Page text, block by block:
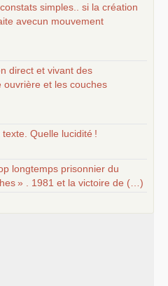
simples.. si la création
avecun mouvement
direct et vivant des
ouvrière et les couches
texte. Quelle lucidité !
longtemps prisonnier du
» . 1981 et la victoire de (…)